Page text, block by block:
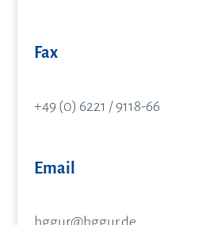
Fax
+49 (0) 6221 / 9118-66
Email